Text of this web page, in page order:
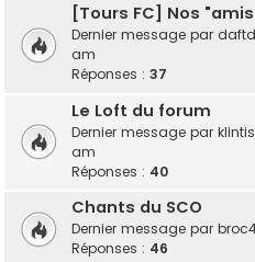
[Tours FC] Nos
Dernier message par
am
Réponses : 37
Le Loft du forum
Dernier message par
am
Réponses : 40
Chants du SCO
Dernier message par
Réponses : 46